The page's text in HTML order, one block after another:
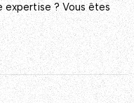
expertise ? Vous êtes